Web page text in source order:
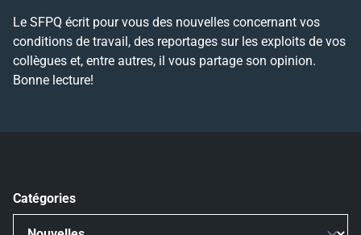
Le SFPQ écrit pour vous des nouvelles concernant vos
conditions de travail, des reportages sur les exploits de vos
collègues et, entre autres, il vous partage son opinion.
Bonne lecture!
Catégories